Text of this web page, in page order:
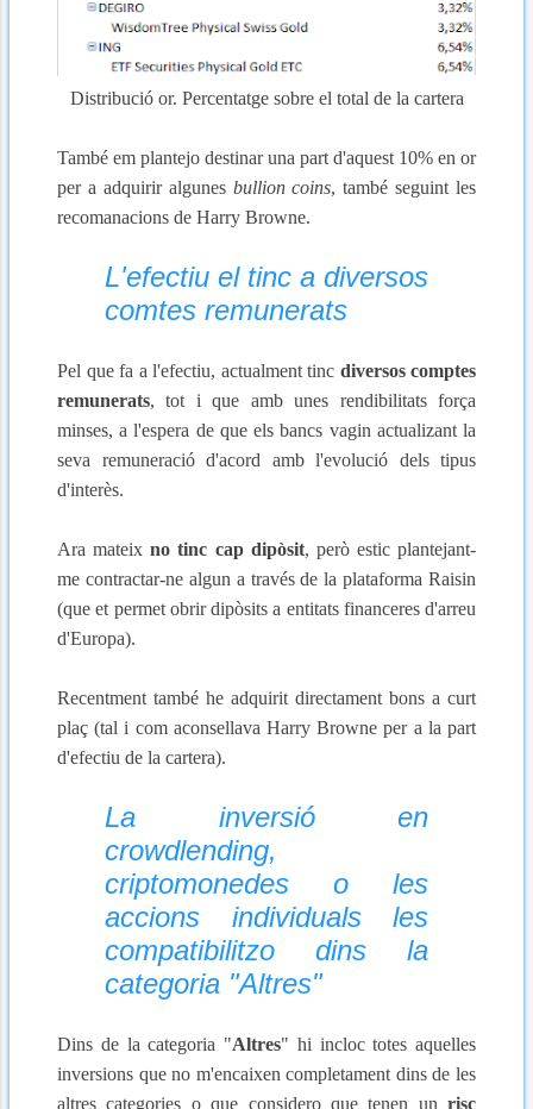
Distribució or. Percentatge sobre el total de la cartera
També em plantejo destinar una part d'aquest 10% en or
per a adquirir algunes bullion coins, també seguint les
recomanacions de Harry Browne.
L'efectiu el tinc a diversos
comtes remunerats
Pel que fa a l'efectiu, actualment tinc diversos comptes
remunerats, tot i que amb unes rendibilitats força
minses, a l'espera de que els bancs vagin actualizant la
seva remuneració d'acord amb l'evolució dels tipus
d'interès.
Ara mateixno tinc cap dipòsit, però estic plantejant-
me contractar-ne algun a través de la plataforma Raisin
(que et permet obrir dipòsits a entitats financeres d'arreu
d'Europa).
Recentment també he adquirit directament bons a curt
plaç (tal i com aconsellava Harry Browne per a la part
d'efectiu de la cartera).
La inversió en
crowdlending,
criptomonedes o les
accions individuals les
compatibilitzo dins la
categoria "Altres"
Dins de la categoria "Altres" hi incloc totes aquelles
inversions que no m'encaixen completament dins de les
altres categories o que considero que tenen un risc